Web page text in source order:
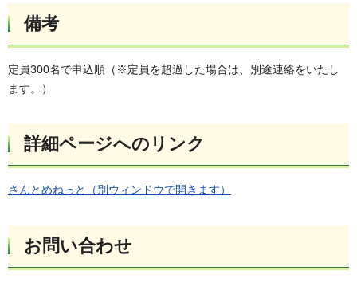
備考
定員300名で申込順（※定員を超過した場合は、別途連絡をいたし
ます。）
詳細ページへのリンク
さんとめねっと（別ウィンドウで開きます）
お問い合わせ